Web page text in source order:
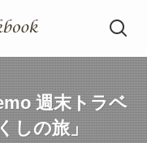
週末トラベ
しの旅」